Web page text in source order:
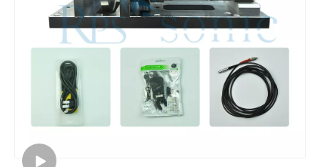
Actualmente, la investigación sobre la extracción de antioxidantes